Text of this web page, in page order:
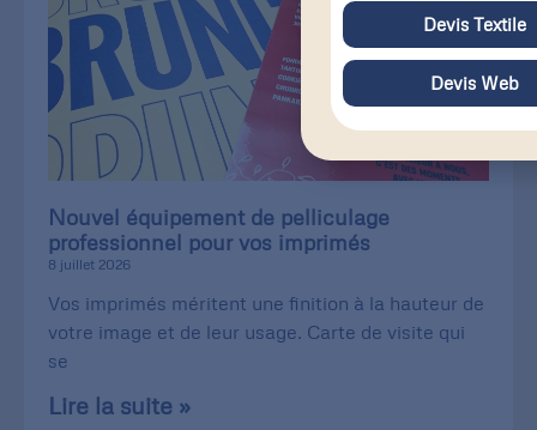
Nouvel équipement de pelliculage
professionnel pour vos imprimés
8 juillet 2026
Vos imprimés méritent une finition à la hauteur de
votre image et de leur usage. Carte de visite qui
se
Lire la suite »
Devis Textile
Devis Web